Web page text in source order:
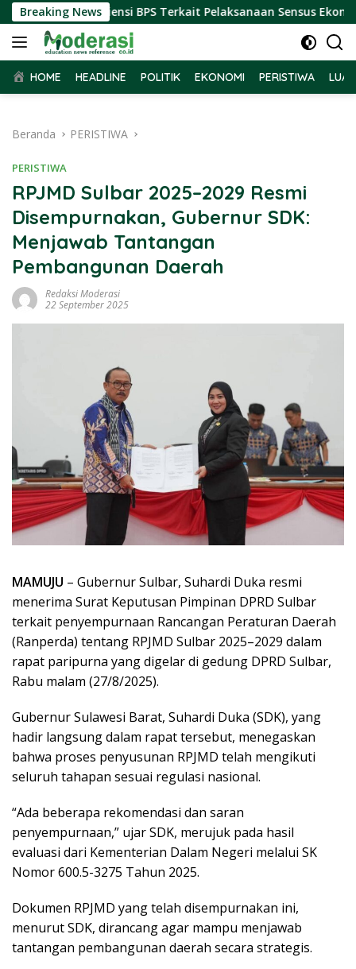
Langsung
ke
konten
Breaking News
Terima Audiensi BPS Terkait Pelaksanaan Sensus Ekonomi
HOME HEADLINE POLITIK EKONOMI PERISTIWA
Beranda PERISTIWA
PERISTIWA
RPJMD Sulbar 2025–2029 Resmi
Disempurnakan, Gubernur SDK:
Menjawab Tantangan
Pembangunan Daerah
Redaksi Moderasi
22 September 2025
MAMUJU – Gubernur Sulbar, Suhardi Duka resmi
menerima Surat Keputusan Pimpinan DPRD Sulbar
terkait penyempurnaan Rancangan Peraturan Daerah
(Ranperda) tentang RPJMD Sulbar 2025–2029 dalam
rapat paripurna yang digelar di gedung DPRD Sulbar,
Rabu malam (27/8/2025).
Gubernur Sulawesi Barat, Suhardi Duka (SDK), yang
hadir langsung dalam rapat tersebut, menegaskan
bahwa proses penyusunan RPJMD telah mengikuti
seluruh tahapan sesuai regulasi nasional.
“Ada beberapa rekomendasi dan saran
penyempurnaan,” ujar SDK, merujuk pada hasil
evaluasi dari Kementerian Dalam Negeri melalui SK
Nomor 600.5-3275 Tahun 2025.
Dokumen RPJMD yang telah disempurnakan ini,
menurut SDK, dirancang agar mampu menjawab
tantangan pembangunan daerah secara strategis.